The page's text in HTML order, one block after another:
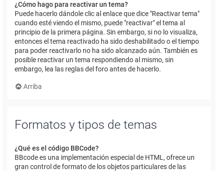
¿Cómo hago para reactivar un tema?
Puede hacerlo dándole clic al enlace que dice "Reactivar tema"
cuando esté viendo el mismo, puede "reactivar" el tema al
principio de la primera página. Sin embargo, si no lo visualiza,
entonces el tema reactivado ha sido deshabilitado o el tiempo
para poder reactivarlo no ha sido alcanzado aún. También es
posible reactivar un tema respondiendo al mismo, sin
embargo, lea las reglas del foro antes de hacerlo.
Arriba
Formatos y tipos de temas
¿Qué es el código BBCode?
BBcode es una implementación especial de HTML, ofrece un
gran control de formato de los objetos particulares de las